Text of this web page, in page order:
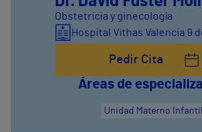
Obstetricia y ginecología
Hospital Vithas Valencia 9
Pedir Cita
Áreas de
Unidad Materno Infantil